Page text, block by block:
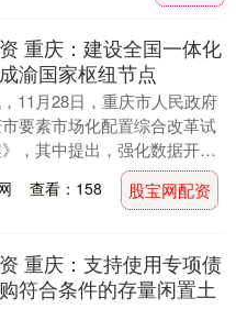
重庆：建设全国一体化
渝国家枢纽节点
11月28日，重庆市人民政府
要素市场化配置综合改革试
，其中提出，强化数据开发
企业“数据要素×”主体作用，在
查看：158 股宝网配资
重庆：支持使用专项债
符合条件的存量闲置土